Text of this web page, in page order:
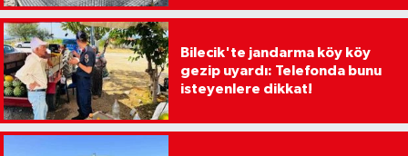
Bilecik'te jandarma köy köy
gezip uyardı: Telefonda bunu
isteyenlere dikkat!